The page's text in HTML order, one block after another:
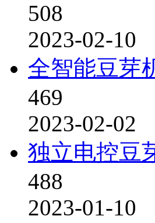
508
2023-02-10
全智能豆芽
469
2023-02-02
独立电控豆
488
2023-01-10